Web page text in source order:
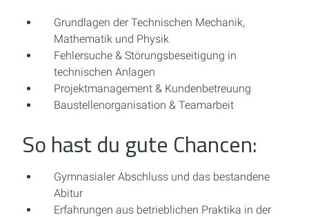
Grundlagen der Technischen Mechanik,
Mathematik und Physik
Fehlersuche & Störungsbeseitigung in
technischen Anlagen
Projektmanagement & Kundenbetreuung
Baustellenorganisation & Teamarbeit
So hast du gute Chancen:
Gymnasialer Abschluss und das bestandene
Abitur
Erfahrungen aus betrieblichen Praktika in der